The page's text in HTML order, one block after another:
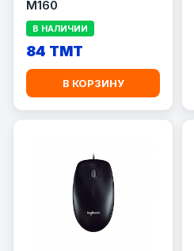
M160
В НАЛИЧИИ
84 TMT
В КОРЗИНУ